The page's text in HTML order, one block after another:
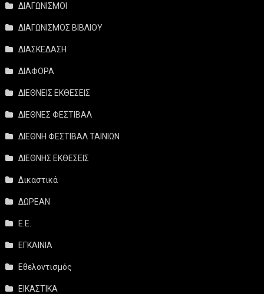
ΔΙΑΓΩΝΙΣΜΟΙ
ΔΙΑΓΩΝΙΣΜΟΣ ΒΙΒΛΙΟΥ
ΔΙΑΣΚΕΔΑΣΗ
ΔΙΑΦΟΡΑ
ΔΙΕΘΝΕΙΣ ΕΚΘΕΣΕΙΣ
ΔΙΕΘΝΕΣ ΦΕΣΤΙΒΑΛ
ΔΙΕΘΝΗ ΦΕΣΤΙΒΑΛ ΤΑΙΝΙΩΝ
ΔΙΕΘΝΗΣ ΕΚΘΕΣΕΙΣ
Δικαστικά
ΔΩΡΕΑΝ
Ε.Ε.
ΕΓΚΑΙΝΙΑ
Εθελοντισμός
ΕΙΚΑΣΤΙΚΑ